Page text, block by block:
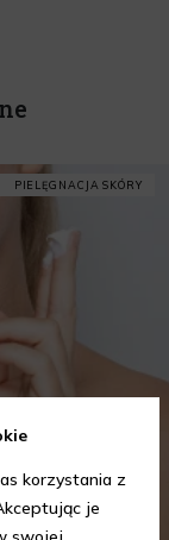
PIELĘGNACJA SKÓRY
korzystania z
je